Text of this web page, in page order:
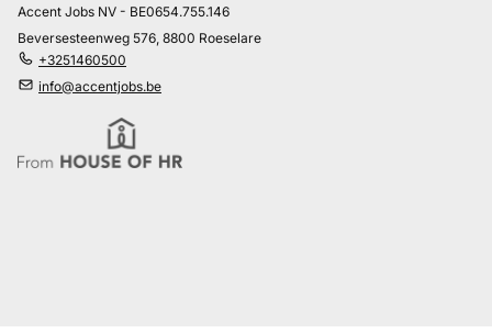
Accent Jobs NV - BE0654.755.146
Beversesteenweg 576, 8800 Roeselare
+3251460500
info@accentjobs.be